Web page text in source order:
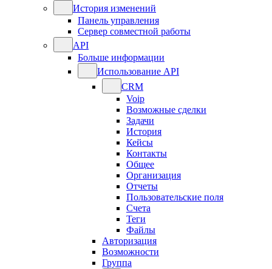
История изменений
Панель управления
Сервер совместной работы
API
Больше информации
Использование API
CRM
Voip
Возможные сделки
Задачи
История
Кейсы
Контакты
Общее
Организация
Отчеты
Пользовательские поля
Счета
Теги
Файлы
Авторизация
Возможности
Группа